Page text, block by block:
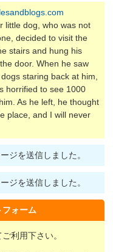
little dog, who was not
decided to visit the
stairs and hung his
door. When he saw
staring back at him,
horrified to see 1000
As he left, he thought
place, and I will never
ジを送信しました。
ジを送信しました。
フォーム
利用下さい。